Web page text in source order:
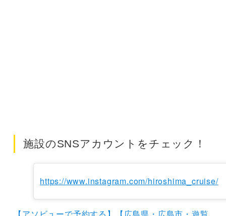
施設のSNSアカウントをチェック！
https://www.instagram.com/hiroshima_cruise/